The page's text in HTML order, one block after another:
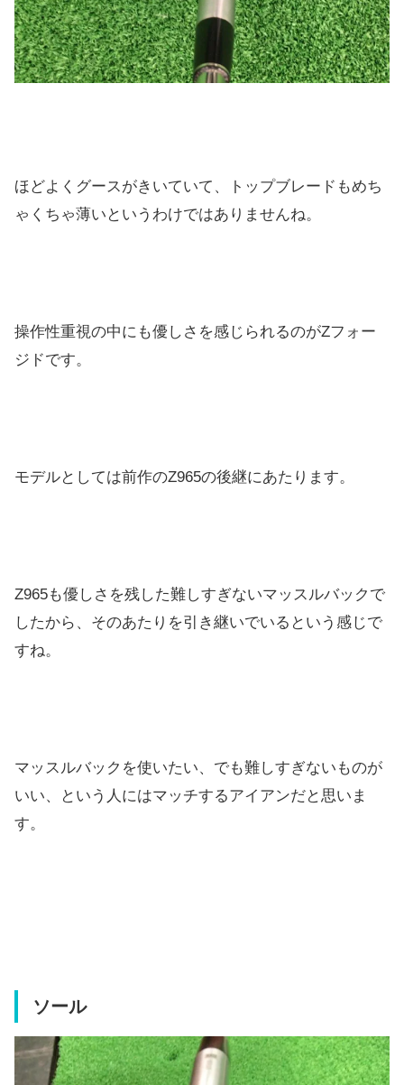
ほどよくグースがきいていて、トップブレードもめち
ゃくちゃ薄いというわけではありませんね。
操作性重視の中にも優しさを感じられるのがZフォー
ジドです。
モデルとしては前作のZ965の後継にあたります。
Z965も優しさを残した難しすぎないマッスルバックで
したから、そのあたりを引き継いでいるという感じで
すね。
マッスルバックを使いたい、でも難しすぎないものが
いい、という人にはマッチするアイアンだと思いま
す。
ソール